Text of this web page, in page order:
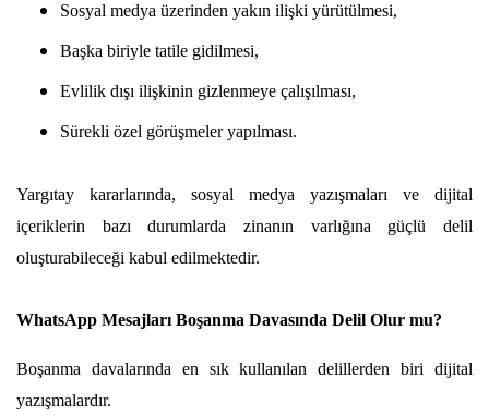
Sosyal medya üzerinden yakın ilişki yürütülmesi,
Başka biriyle tatile gidilmesi,
Evlilik dışı ilişkinin gizlenmeye çalışılması,
Sürekli özel görüşmeler yapılması.
Yargıtay kararlarında, sosyal medya yazışmaları ve dijital
içeriklerin bazı durumlarda zinanın varlığına güçlü delil
oluşturabileceği kabul edilmektedir.
WhatsApp Mesajları Boşanma Davasında Delil Olur mu?
Boşanma davalarında en sık kullanılan delillerden biri dijital
yazışmalardır.